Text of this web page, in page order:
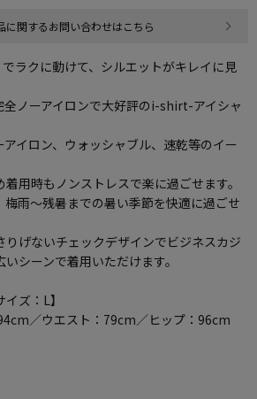
に関するお問い合わせはこちら
ラクに動けて、シルエットがキレイに見
全ノーアイロンで大好評のi-shirt-アイシャ
イロン、ウォッシャブル、速乾等のイー
用時もノンストレスで楽に過ごせます。
梅雨～残暑までの暑い季節を快適に過ごせ
げないチェックデザインでビジネスカジ
シーンで着用いただけます。
ズ：L】
／ウエスト：79cm／ヒップ：96cm